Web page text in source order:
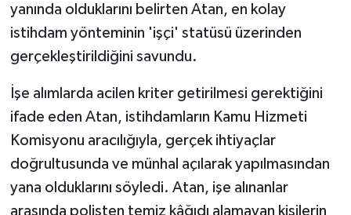
yanında olduklarını belirten Atan, en kolay
istihdam yönteminin 'işçi' statüsü üzerinden
gerçekleştirildiğini savundu.
İşe alımlarda acilen kriter getirilmesi gerektiğini
ifade eden Atan, istihdamların Kamu Hizmeti
Komisyonu aracılığıyla, gerçek ihtiyaçlar
doğrultusunda ve münhal açılarak yapılmasından
yana olduklarını söyledi. Atan, işe alınanlar
arasında polisten temiz kâğıdı alamayan kişilerin